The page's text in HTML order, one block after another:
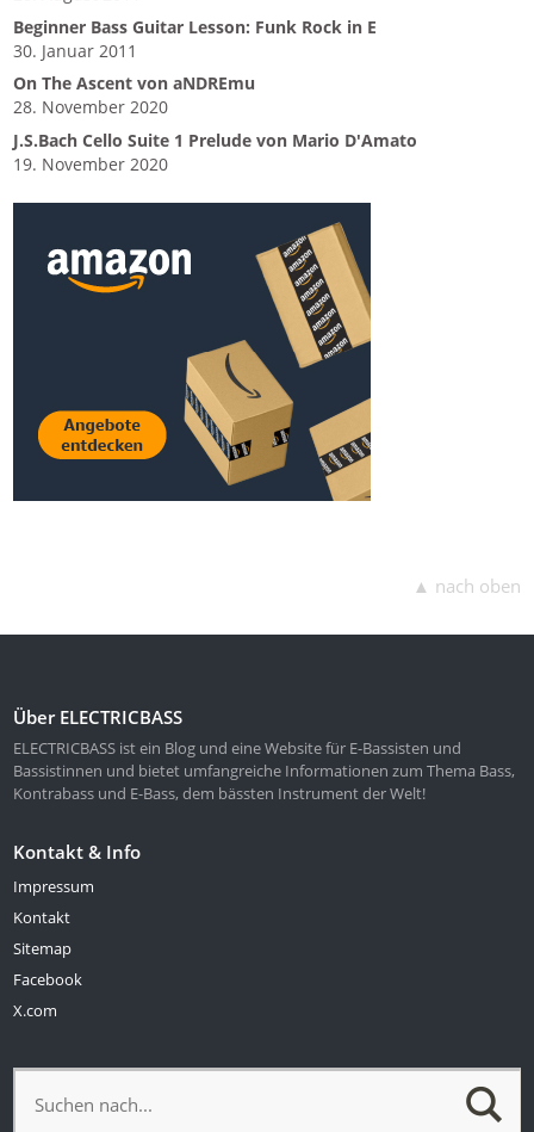
Beginner Bass Guitar Lesson: Funk Rock in E
30. Januar 2011
On The Ascent von aNDREmu
28. November 2020
J.S.Bach Cello Suite 1 Prelude von Mario D'Amato
19. November 2020
▲ nach oben
Über ELECTRICBASS
ELECTRICBASS ist ein Blog und eine Website für E-Bassisten und
Bassistinnen und bietet umfangreiche Informationen zum Thema Bass,
Kontrabass und E-Bass, dem bässten Instrument der Welt!
Kontakt & Info
Impressum
Kontakt
Sitemap
Facebook
X.com